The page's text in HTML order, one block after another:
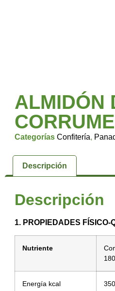
ALMIDÓN
Categorías Confitería,
Descripción
Descripción
1. PROPIEDADES FÍSICO-
Nutriente
Energía kcal 350